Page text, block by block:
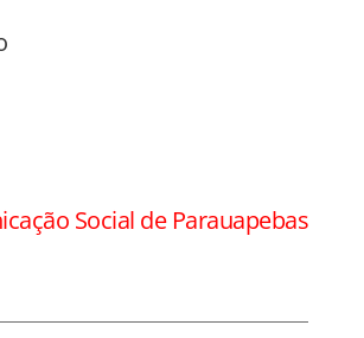
Social de Parauapebas